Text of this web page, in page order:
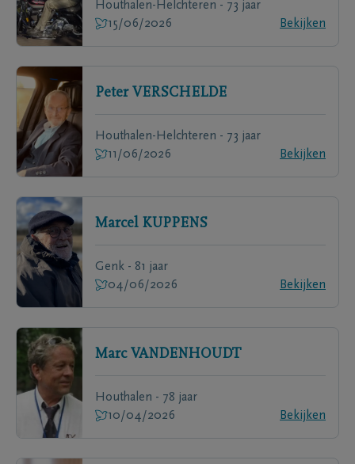
Houthalen-Helchteren - 73 jaar
15/06/2026
Bekijken
Peter VERSCHELDE
Houthalen-Helchteren - 73 jaar
11/06/2026
Bekijken
Marcel KUPPENS
Genk - 81 jaar
04/06/2026
Bekijken
Marc VANDENHOUDT
Houthalen - 78 jaar
10/04/2026
Bekijken